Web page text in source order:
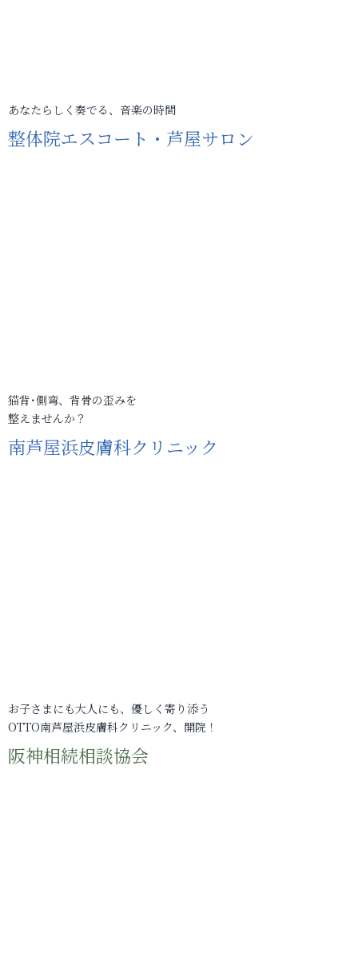
あなたらしく奏でる、音楽の時間
整体院エスコート・芦屋サロン
猫背･側弯、背骨の歪みを
整えませんか？
南芦屋浜皮膚科クリニック
お子さまにも大人にも、優しく寄り添う
OTTO南芦屋浜皮膚科クリニック、開院！
阪神相続相談協会